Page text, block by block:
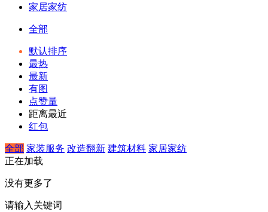
家居家纺
全部
默认排序
最热
最新
有图
点赞量
距离最近
红包
全部 家装服务 改造翻新 建筑材料 家居家纺
正在加载
没有更多了
请输入关键词